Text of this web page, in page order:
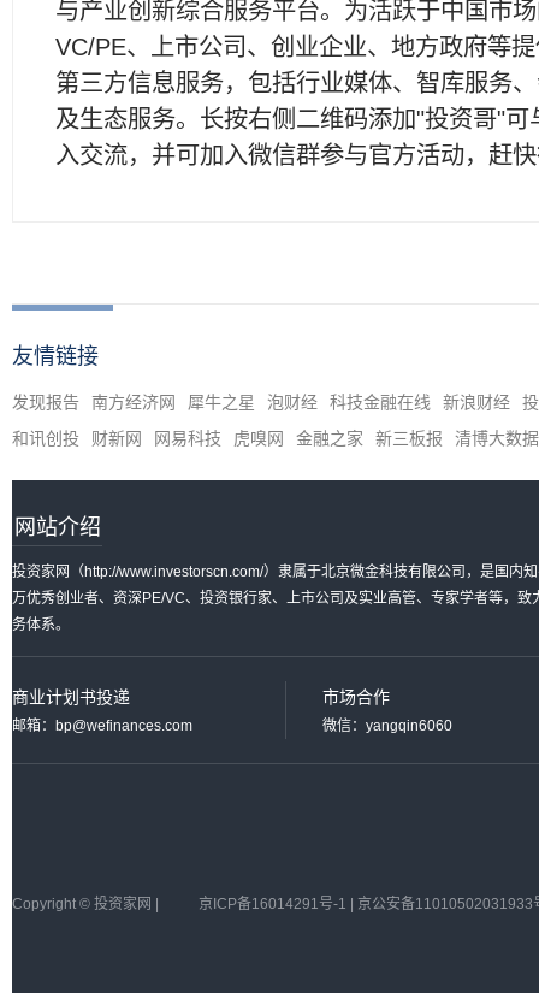
与产业创新综合服务平台。为活跃于中国市
VC/PE、上市公司、创业企业、地方政府等
第三方信息服务，包括行业媒体、智库服务
及生态服务。长按右侧二维码添加"投资哥"可
入交流，并可加入微信群参与官方活动，赶
友情链接
发现报告 南方经济网 犀牛之星 泡财经 科技金融在线 新浪财经
和讯创投
财新网 网易科技 虎嗅网 金融之家 新三板报 清博大数据
网站介绍
投资家网（http://www.investorscn.com/）隶属于北京微金科技有限公司，是国内
万优秀创业者、资深PE/VC、投资银行家、上市公司及实业高管、专家学者等，
务体系。
商业计划书投递
邮箱：bp@wefinances.com
市场合作
微信：yangqin6060
Copyright © 投资家网 | 京ICP备16014291号-1 | 京公安备11010502031933